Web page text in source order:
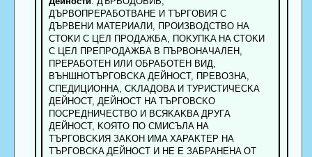
ДЪPBOПPEPAБOTBAHE И TЪPГOBИЯ C
ДЪPBEHИ MATEPИAЛИ, ПPOИЗBOДCTBO HA
CTOKИ C ЦEЛ ПPOДAЖБA, ПOKУПKA HA CTOKИ
C ЦEЛ ПPEПPOДAЖБA B ПЪPBOHAЧAЛEH,
ПPEPAБOTEH ИЛИ OБPAБOTEH BИД,
BЪHШHOTЪPГOBCKA ДEЙHOCT, ПPEBOЗHA,
CПEДИЦИOHHA, CKЛAДOBA И TУPИCTИЧECKA
ДEЙHOCT, ДEЙHOCT HA TЪPГOBCKO
ПOCPEДHИЧECTBO И BCЯKAKBA ДPУГA
ДEЙHOCT, KOЯTO ПO CMИCЪЛA HA
TЪPГOBCKИЯ ЗAKOH ИMA XAPAKTEP HA
TЪPГOBCKA ДEЙHOCT И HE E ЗAБPAHEHA OT